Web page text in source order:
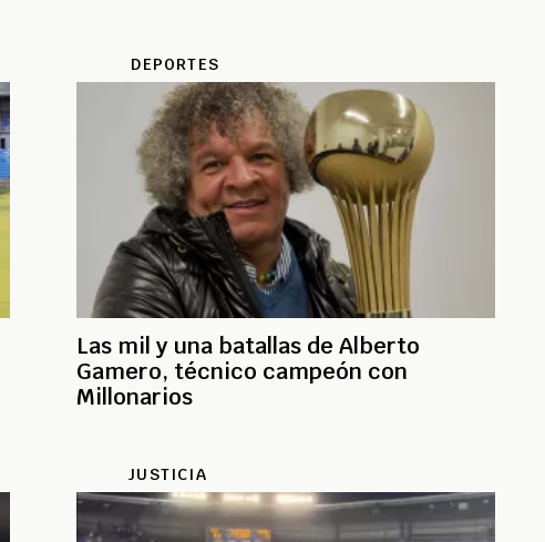
DEPORTES
Las mil y una batallas de Alberto
Gamero, técnico campeón con
Millonarios
JUSTICIA